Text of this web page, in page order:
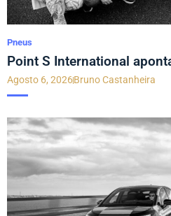
Pneus
Point S International
Agosto 6, 2026Bruno Castanheira